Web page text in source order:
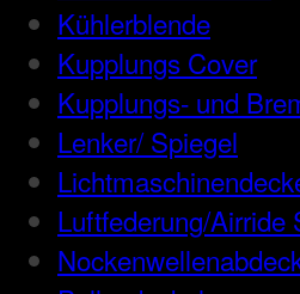
Kühlerblende
Kupplungs Cover
Kupplungs- und
Lenker/ Spiegel
Luftfederung/Airride